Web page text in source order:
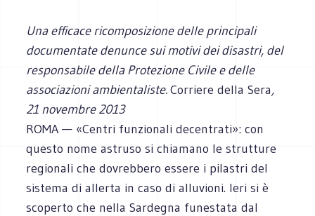
Una efficace ricomposizione delle principali
documentate denunce sui motivi dei disastri, del
responsabile della Protezione Civile e delle
associazioni ambientaliste.Corriere della Sera,
21 novembre 2013
ROMA — «Centri funzionali decentrati»: con
questo nome astruso si chiamano le strutture
regionali che dovrebbero essere i pilastri del
sistema di allerta in caso di alluvioni. Ieri si è
scoperto che nella Sardegna funestata dal